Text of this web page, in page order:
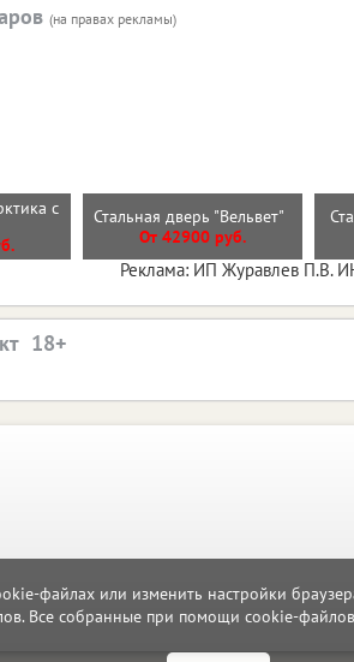
файлах или изменить настройки
Все собранные при помощи cookie-
(на правах рекламы)
с
Стальная дверь "Вельвет"
От 42900 руб.
Реклама: ИП Журавлев П.В.